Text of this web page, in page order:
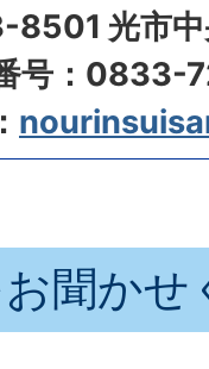
8501 光市中
号：0833-
聞かせ